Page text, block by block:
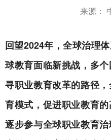
来源：
回望2024年，全球治理
球教育面临新挑战，多
寻职业教育改革的路径
育模式，促进职业教育
逐步参与全球职业教育